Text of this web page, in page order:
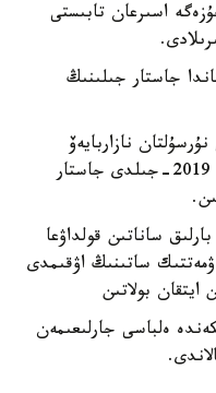
اسىرعان تابىستى
جاستار جىلىنىڭ
نازاربايەۆ
قازاقستان حالقىنا بيىلعى جولداۋىندا 2019-جىلدى جاستار
ساناتىن قولداۋعا
ساتىنىڭ اۋقىمدى
ايتقان بولاتىن
ەلباسى جارلىعىمەن